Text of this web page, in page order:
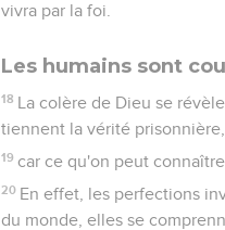
vivra par la foi.
Les humains sont
18 La colère de Dieu se
tiennent la vérité prisonnière,
19 car ce qu'on peut
20 En effet, les perfections
du monde, elles se